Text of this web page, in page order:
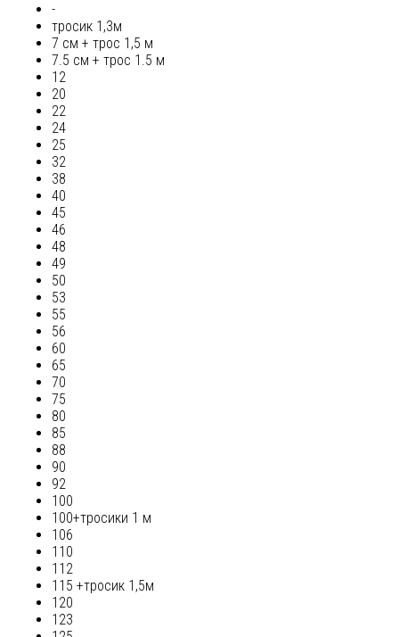
-
тросик 1,3м
7 см + трос 1,5 м
7.5 см + трос 1.5 м
12
20
22
24
25
32
38
40
45
46
48
49
50
53
55
56
60
65
70
75
80
85
88
90
92
100
100+тросики 1 м
106
110
112
115 +тросик 1,5м
120
123